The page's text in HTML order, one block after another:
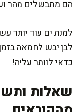
הם מתבשלים מהר
למנת ים עוד יותר
לבן יבש לחמאה
כדאי לוותר עליה!
שאלות